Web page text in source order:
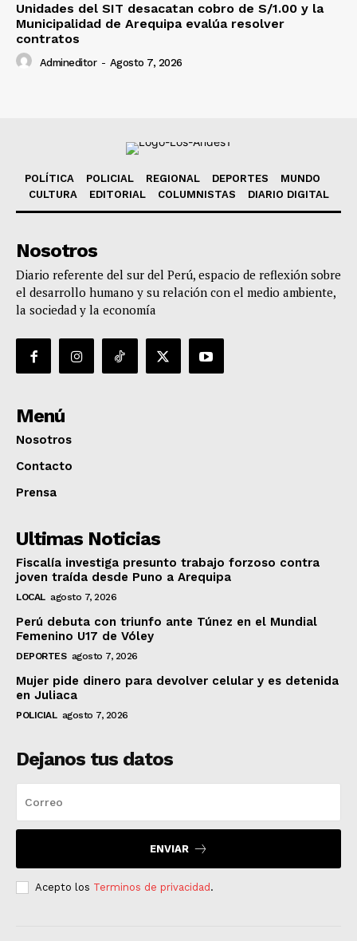
Unidades del SIT desacatan cobro de S/1.00 y la
Municipalidad de Arequipa evalúa resolver
contratos
Admineditor - Agosto 7, 2026
POLÍTICA POLICIAL REGIONAL DEPORTES
MUNDO
CULTURA
EDITORIAL COLUMNISTAS DIARIO DIGITAL
Nosotros
Diario referente del sur del Perú, espacio de reflexión sobre
el desarrollo humano y su relación con el medio ambiente,
la sociedad y la economía
Menú
Nosotros
Contacto
Prensa
Ultimas Noticias
Fiscalía investiga presunto trabajo forzoso contra
joven traída desde Puno a Arequipa
LOCAL agosto 7, 2026
Perú debuta con triunfo ante Túnez en el Mundial
Femenino U17 de Vóley
DEPORTES agosto 7, 2026
Mujer pide dinero para devolver celular y es detenida
en Juliaca
POLICIAL agosto 7, 2026
Dejanos tus datos
ENVIAR
Acepto los Terminos de privacidad.